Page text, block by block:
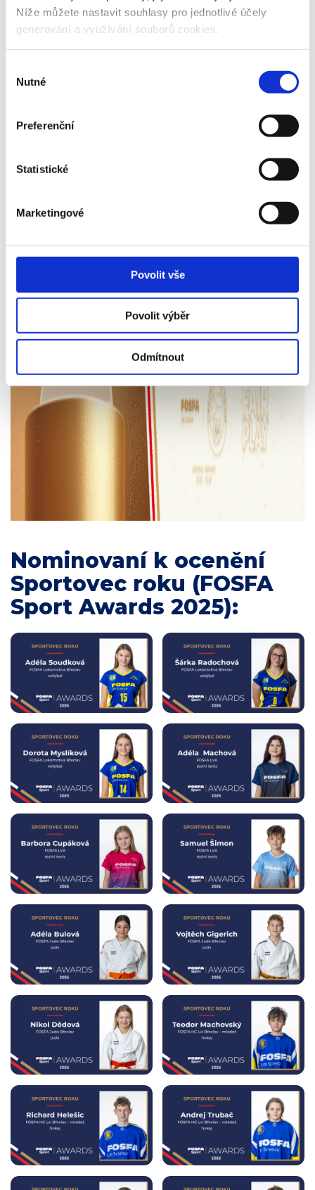
Níže můžete nastavit souhlasy pro jednotlivé účely
generování a využívání souborů cookies.
souhlasu
Nutné
Preferenční
Statistické
Marketingové
Povolit vše
Povolit výběr
Odmítnout
Nominovaní k ocenění
Sportovec roku (FOSFA
Sport Awards 2025):